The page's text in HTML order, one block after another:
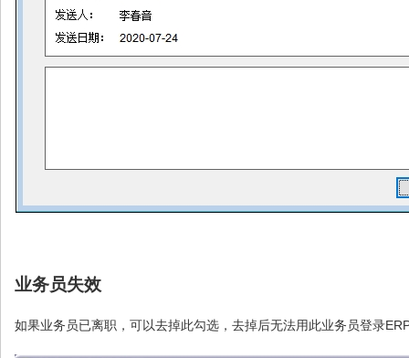
业务员失效
如果业务员已离职，可以去掉此勾选，去掉后无法用此业务员登录